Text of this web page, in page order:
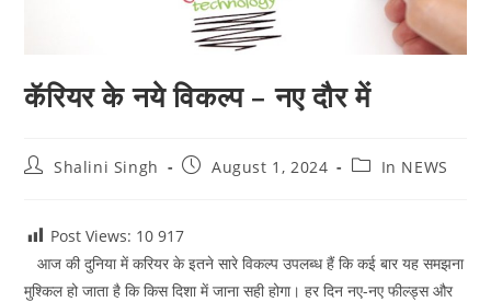
कॅरियर के नये विकल्प – नए दौर में
PostShalini Singh
PostAugust 1, 2024
PostIn NEWS
Post Views: 10 917
आज की दुनिया में करियर के इतने सारे विकल्प उपलब्ध हैं कि कई बार यह समझना
मुश्किल हो जाता है कि किस दिशा में जाना सही होगा। हर दिन नए-नए फील्ड्स और